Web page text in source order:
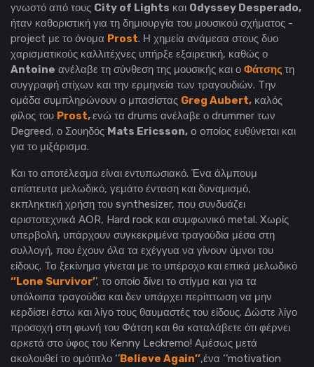
γνωστό από τους City of Lights και Odyssey Desperado,
ήταν καθοριστική για τη δημιουργία του μουσικού σχήματος -
project με το όνομα Prost. Η χημεία ανάμεσα στους δυο
χαρισματικούς καλλιτέχνες υπήρξε εξαιρετική, καθώς ο
Antoine ανέλαβε τη σύνθεση της μουσικής και ο Φάτσης τη
συγγραφή στίχων και την ερμηνεία των τραγουδιών. Tην
ομάδα συμπληρώνουν ο μπασίστας Greg Aubert, καλός
φίλος του Prost,ενώ τα drums ανέλαβε ο drummer των
Degreed, ο Σουηδός Mats Ericsson, o oποίος ευθύνεται και
για το μιξάρισμα.
Kαι το αποτέλεσμα είναι εντυπωσιακό. Ένα άλμπουμ
απίστευτα μελωδικό, γεμάτο ένταση και δυναμισμό,
εκπληκτική χρήση του synthesizer, που συνδυάζει
αριστοτεχνικά ΑΟR, Hard rock και συμφωνικό metal. Xωρίς
υπερβολή, υπάρχουν συγκεκριμένα τραγούδια μέσα στη
συλλογή, που έχουν όλα τα εχέγγυα να γίνουν ύμνοι του
είδους. To ξεκίνημα γίνεται με το υπέροχο και επικά μελωδικό
‘’Lone Survivor’’, το οποίο δίνει το στίγμα και για τα
υπόλοιπα τραγούδια και δεν υπάρχει περίπτωση να μην
κερδίσει έστω και λίγο τους θαυμαστές του είδους. Δώστε λίγο
προσοχή στη φωνή του Φάτση και θα καταλάβετε ότι φέρνει
αρκετά στο ύφος του Kenny Leckremo! Aμέσως μετά
ακολουθεί το ομότιτλο ‘’Believe Again’’,ένα ‘’motivation